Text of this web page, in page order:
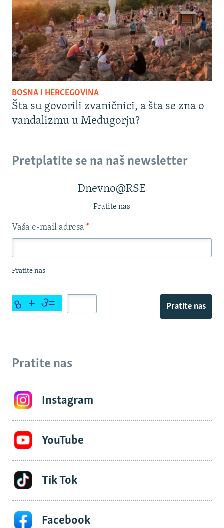
BOSNA I HERCEGOVINA
Šta su govorili zvaničnici, a šta se zna o
vandalizmu u Međugorju?
Pretplatite se na naš newsletter
Dnevno@RSE
Pratite nas
Vaša e-mail adresa *
Pratite nas
Pratite nas
Pratite nas
Instagram
YouTube
Tik Tok
Facebook